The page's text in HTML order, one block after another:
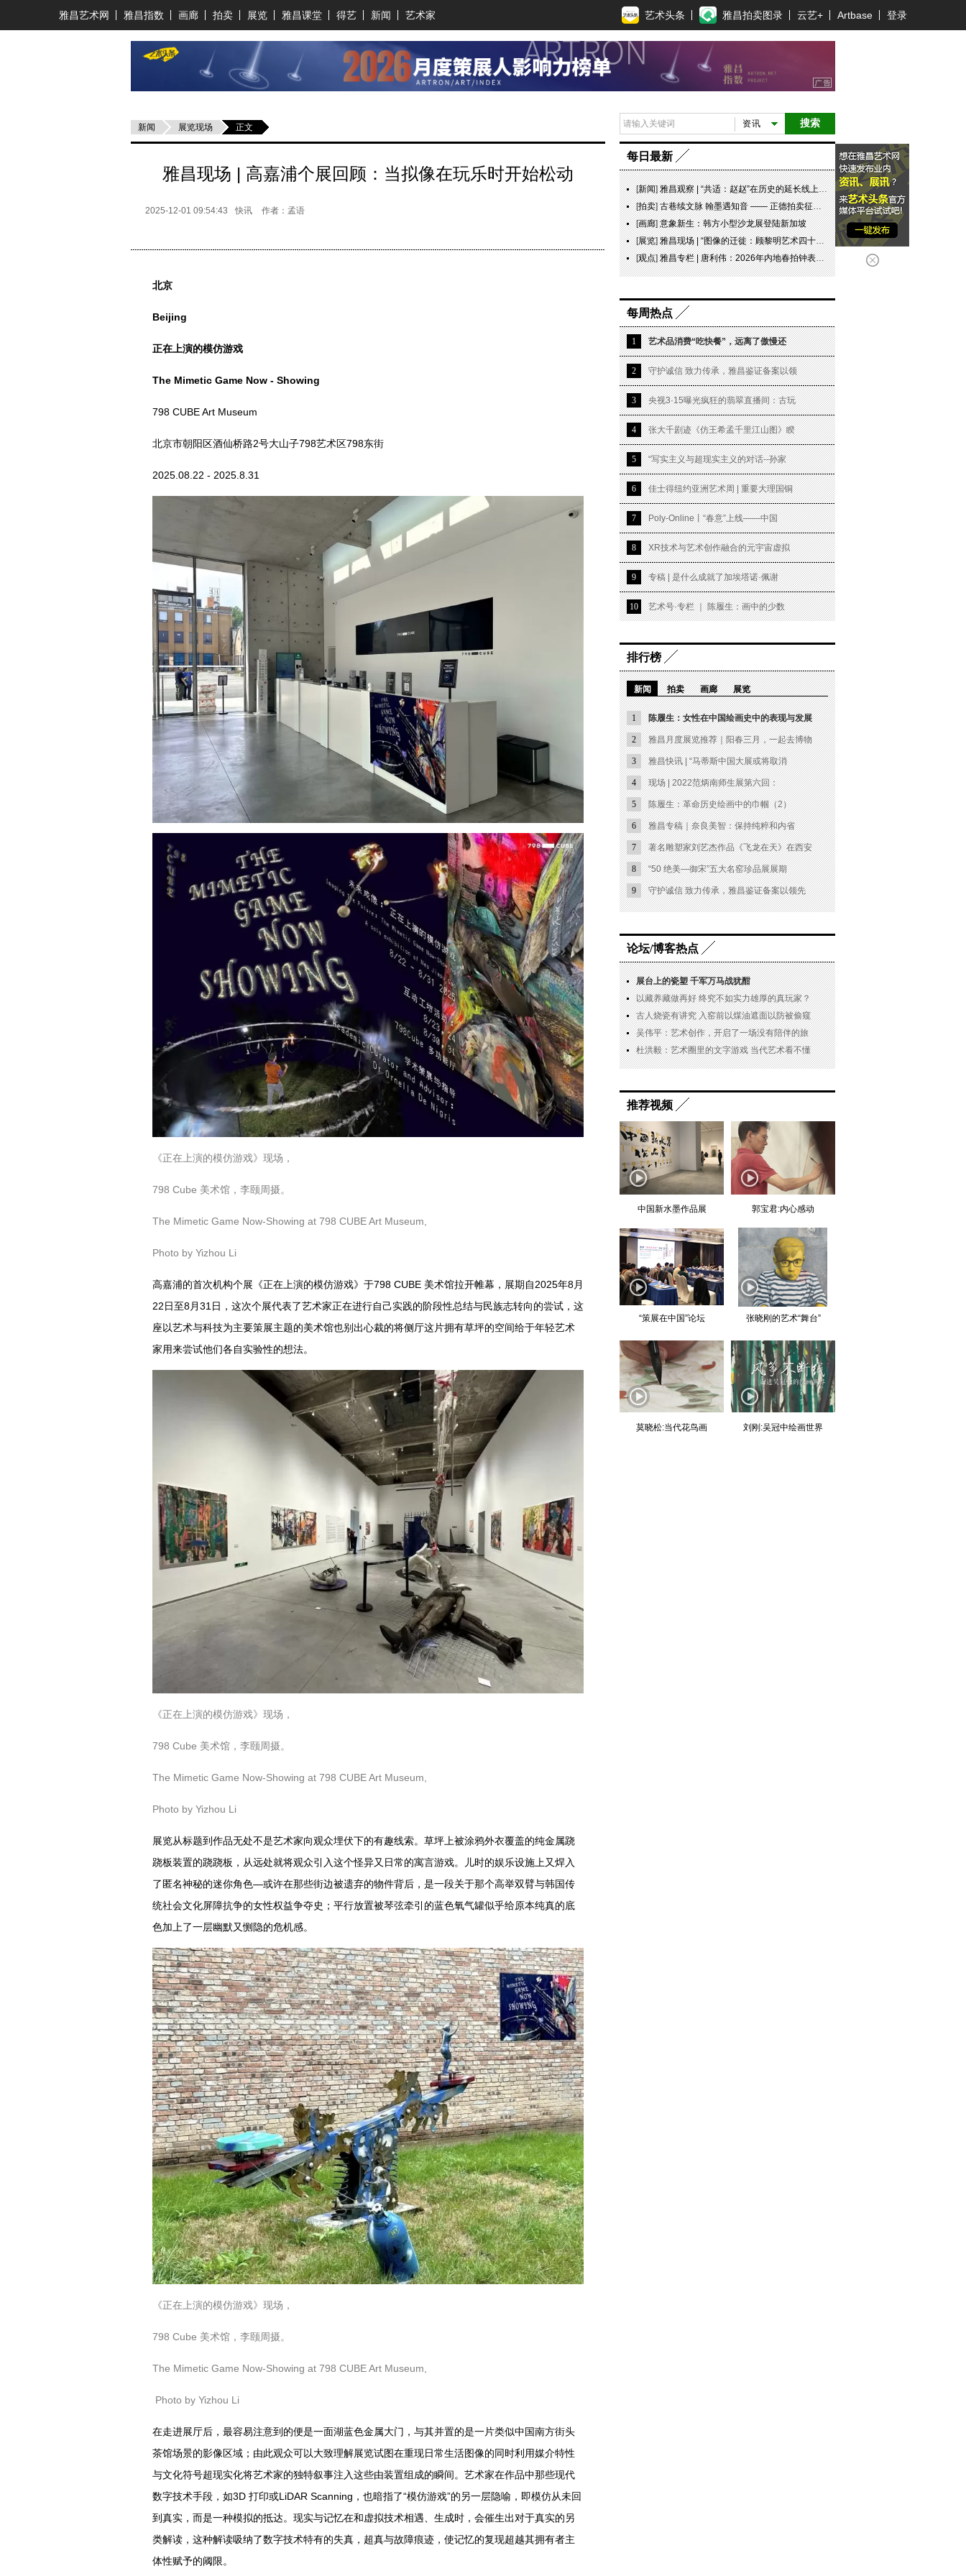
雅昌艺术网 雅昌指数 画廊 拍卖 展览 雅昌课堂 得艺 新闻 艺术家 艺术头条 雅昌拍卖图录 云艺+ Artbase 登录
新闻 展览现场 正文
雅昌现场 | 高嘉浦个展回顾：当拟像在玩乐时开始松动
2025-12-01 09:54:43 快讯 作者：孟语
北京
Beijing
正在上演的模仿游戏
The Mimetic Game Now - Showing
798 CUBE Art Museum
北京市朝阳区酒仙桥路2号大山子798艺术区798东街
2025.08.22 - 2025.8.31
《正在上演的模仿游戏》现场，
798 Cube 美术馆，李颐周摄。
The Mimetic Game Now-Showing at 798 CUBE Art Museum,
Photo by Yizhou Li
高嘉浦的首次机构个展《正在上演的模仿游戏》于798 CUBE 美术馆拉开帷幕，展期自2025年8月
22日至8月31日，这次个展代表了艺术家正在进行自己实践的阶段性总结与民族志转向的尝试，这
座以艺术与科技为主要策展主题的美术馆也别出心裁的将侧厅这片拥有草坪的空间给于年轻艺术
家用来尝试他们各自实验性的想法。
《正在上演的模仿游戏》现场，
798 Cube 美术馆，李颐周摄。
The Mimetic Game Now-Showing at 798 CUBE Art Museum,
Photo by Yizhou Li
展览从标题到作品无处不是艺术家向观众埋伏下的有趣线索。草坪上被涂鸦外衣覆盖的纯金属跷
跷板装置的跷跷板，从远处就将观众引入这个怪异又日常的寓言游戏。儿时的娱乐设施上又焊入
了匿名神秘的迷你角色—或许在那些街边被遗弃的物件背后，是一段关于那个高举双臂与韩国传
统社会文化屏障抗争的女性权益争夺史；平行放置被琴弦牵引的蓝色氧气罐似乎给原本纯真的底
色加上了一层幽默又恻隐的危机感。
《正在上演的模仿游戏》现场，
798 Cube 美术馆，李颐周摄。
The Mimetic Game Now-Showing at 798 CUBE Art Museum,
Photo by Yizhou Li
在走进展厅后，最容易注意到的便是一面湖蓝色金属大门，与其并置的是一片类似中国南方街头
茶馆场景的影像区域；由此观众可以大致理解展览试图在重现日常生活图像的同时利用媒介特性
与文化符号超现实化将艺术家的独特叙事注入这些由装置组成的瞬间。艺术家在作品中那些现代
数字技术手段，如3D 打印或LiDAR Scanning，也暗指了“模仿游戏”的另一层隐喻，即模仿从未回
到真实，而是一种模拟的抵达。现实与记忆在和虚拟技术相遇、生成时，会催生出对于真实的另
类解读，这种解读吸纳了数字技术特有的失真，超真与故障痕迹，使记忆的复现超越其拥有者主
体性赋予的阈限。
搜索
资讯
每日最新
[新闻]雅昌观察 | “共适：赵赵”在历史的延长线上，探寻可能
[拍卖]古巷续文脉 翰墨遇知音 —— 正德拍卖征集点挂牌非遗大师工作室
[画廊]意象新生：韩方小型沙龙展登陆新加坡
[展览]雅昌现场 | “图像的迁徙：顾黎明艺术四十年” 一场回望与再出发
[观点]雅昌专栏 | 唐利伟：2026年内地春拍钟表市场观察 赛道重构、圈层分化与收藏逻辑迭代
每周热点
1 艺术品消费“吃快餐”，远离了傲慢还
2 守护诚信 致力传承，雅昌鉴证备案以领
3 央视3·15曝光疯狂的翡翠直播间：古玩
4 张大千剧迹《仿王希孟千里江山图》睽
5 “写实主义与超现实主义的对话--孙家
6 佳士得纽约亚洲艺术周 | 重要大理国铜
7 Poly-Online丨“春意”上线——中国
8 XR技术与艺术创作融合的元宇宙虚拟
9 专稿 | 是什么成就了加埃塔诺·佩谢
10 艺术号·专栏 ｜ 陈履生：画中的少数
排行榜
新闻 拍卖 画廊 展览
1 陈履生：女性在中国绘画史中的表现与发展
2 雅昌月度展览推荐｜阳春三月，一起去博物
3 雅昌快讯 | “马蒂斯中国大展或将取消
4 现场 | 2022范炳南师生展第六回：
5 陈履生：革命历史绘画中的巾帼（2）
6 雅昌专稿｜奈良美智：保持纯粹和内省
7 著名雕塑家刘艺杰作品《飞龙在天》在西安
8 “50 绝美—御宋”五大名窑珍品展展期
9 守护诚信 致力传承，雅昌鉴证备案以领先
论坛/博客热点
展台上的瓷塑 千军万马战犹酣
以藏养藏做再好 终究不如实力雄厚的真玩家？
古人烧瓷有讲究 入窑前以煤油遮面以防被偷窥
吴伟平：艺术创作，开启了一场没有陪伴的旅
杜洪毅：艺术圈里的文字游戏 当代艺术看不懂
推荐视频
中国新水墨作品展 郭宝君:内心感动
“策展在中国”论坛 张晓刚的艺术“舞台”
莫晓松:当代花鸟画 刘刚:吴冠中绘画世界